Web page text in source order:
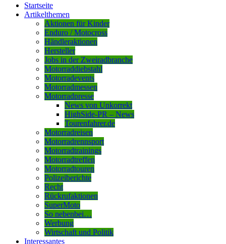
Startseite
Artikelthemen
Aktionen für Kinder
Enduro / Motocross
Händleraktionen
Hersteller
Jobs in der Zweiradbranche
Motorraddiebstahl
Motorradevents
Motorradmessen
Motorradpresse
News von Unkorrekt
HighSide-PR – News
Tourenfahrer.de
Motorradreisen
Motorradrennsport
Motorradtrainings
Motorradtreffen
Motorradtouren
Polizeiberichte
Recht
Rückrufaktionen
SuperMoto
So nebenbei…
Werbung
Wirtschaft und Politik
Interessantes